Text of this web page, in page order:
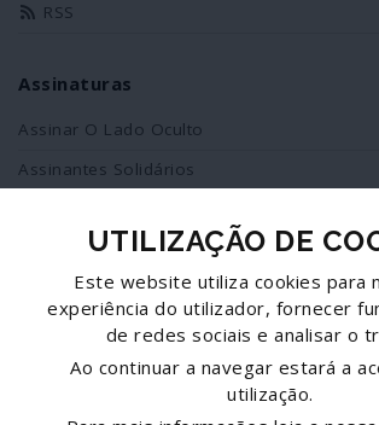
RSS
Assinaturas
Assinar O Lado Oculto
Assinantes Solidários
Redes Sociais
Siga-nos no facebook
UTILIZAÇÃO DE
Este website utiliza cookies para
experiência do utilizador, fornecer
de redes sociais e analisar o
Ao continuar a navegar estará a
utilização.